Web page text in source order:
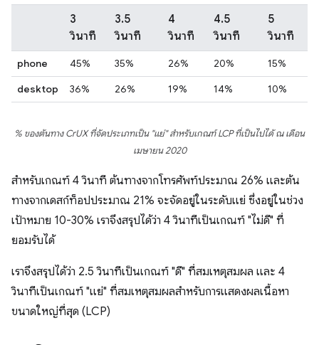
3
วินาที
3.5
วินาที
4
วินาที
4.5
วินาที
5
วินาที
phone 45% 35% 26% 20%
15%
desktop
36% 26% 19% 14% 10%
% ของต้นทาง CrUX ที่จัดประเภทเป็น "แย่" สำหรับเกณฑ์ LCP ที่เป็นไปได้ ณ เดือน
เมษายน 2020
สำหรับเกณฑ์ 4 วินาที ต้นทางจากโทรศัพท์ประมาณ 26% และต้น
ทางจากเดสก์ท็อปประมาณ 21% จะจัดอยู่ในระดับแย่ ซึ่งอยู่ในช่วง
เป้าหมาย 10-30% เราจึงสรุปได้ว่า 4 วินาทีเป็นเกณฑ์ "ไม่ดี" ที่
ยอมรับได้
เราจึงสรุปได้ว่า 2.5 วินาทีเป็นเกณฑ์ "ดี" ที่สมเหตุสมผล และ 4
วินาทีเป็นเกณฑ์ "แย่" ที่สมเหตุสมผลสำหรับการแสดงผลเนื้อหา
ขนาดใหญ่ที่สุด (LCP)